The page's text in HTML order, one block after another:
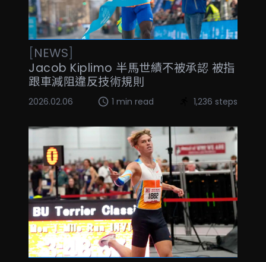
[NEWS]
Jacob Kiplimo 半馬世績不被承認 被指
跟車減阻違反技術規則
2026.02.06 1 min read 1,236 steps